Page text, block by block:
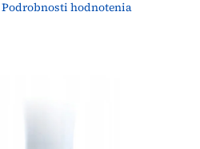
Podrobnosti hodnotenia